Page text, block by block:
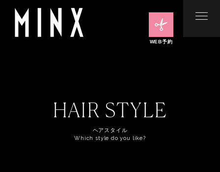
WEB予約
HAIR STYLE
ヘアスタイル
Which style do you like?